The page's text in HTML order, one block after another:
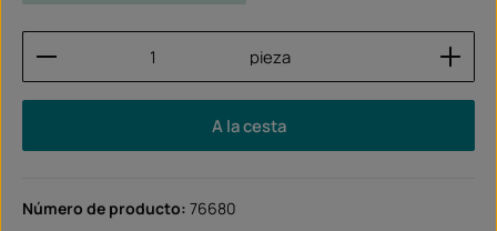
Cantidad del producto: introduce la cantidad
pieza
A la cesta
Número de producto: 76680